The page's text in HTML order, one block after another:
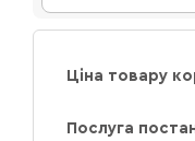
Ціна товару
Послуга